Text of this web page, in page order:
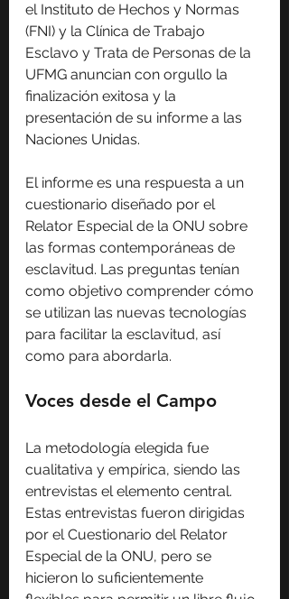
el Instituto de Hechos y Normas
(FNI) y la Clínica de Trabajo
Esclavo y Trata de Personas de la
UFMG anuncian con orgullo la
finalización exitosa y la
presentación de su informe a las
Naciones Unidas.
El informe es una respuesta a un
cuestionario diseñado por el
Relator Especial de la ONU sobre
las formas contemporáneas de
esclavitud. Las preguntas tenían
como objetivo comprender cómo
se utilizan las nuevas tecnologías
para facilitar la esclavitud, así
como para abordarla.
Voces desde el Campo
La metodología elegida fue
cualitativa y empírica, siendo las
entrevistas el elemento central.
Estas entrevistas fueron dirigidas
por el Cuestionario del Relator
Especial de la ONU, pero se
hicieron lo suficientemente